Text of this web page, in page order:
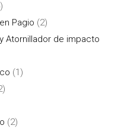
Pagio (2)
Atornillador de impacto
(1)
(2)